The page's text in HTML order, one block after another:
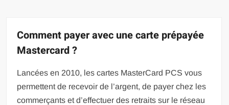
Comment payer avec une carte prépayée
Mastercard ?
Lancées en 2010, les cartes MasterCard PCS vous
permettent de recevoir de l’argent, de payer chez les
commerçants et d’effectuer des retraits sur le réseau